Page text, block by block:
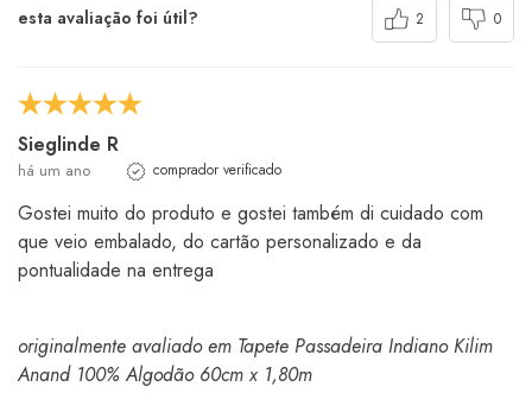
esta avaliação foi útil? 2 0
Sieglinde R
há um ano comprador verificado
Gostei muito do produto e gostei também di cuidado com
que veio embalado, do cartão personalizado e da
pontualidade na entrega
originalmente avaliado em Tapete Passadeira Indiano Kilim
Anand 100% Algodão 60cm x 1,80m